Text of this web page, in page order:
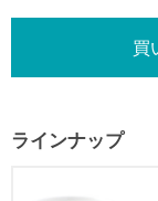
ラインナップ